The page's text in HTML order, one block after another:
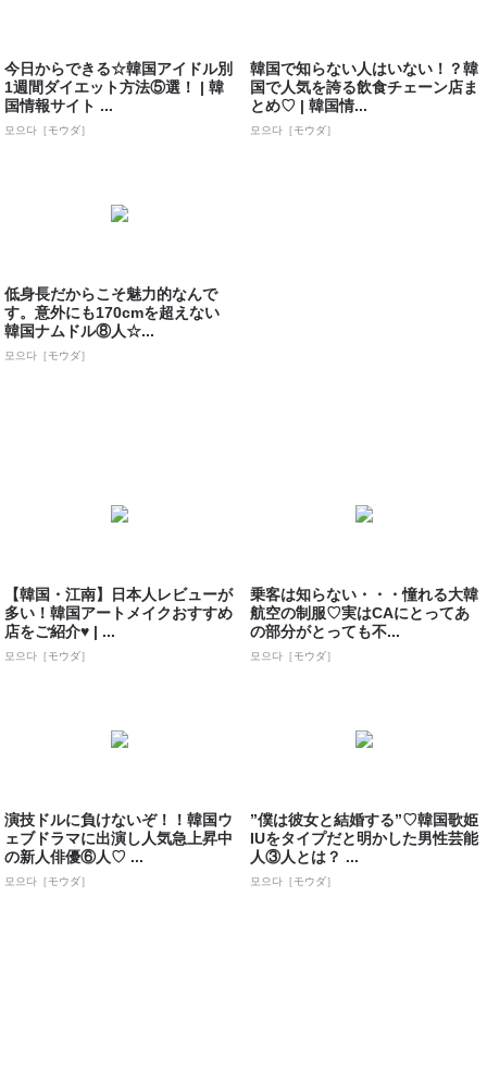
今日からできる☆韓国アイドル別
1週間ダイエット方法⑤選！ | 韓
国情報サイト ...
모으다［モウダ］
韓国で知らない人はいない！？韓
国で人気を誇る飲食チェーン店ま
とめ♡ | 韓国情...
모으다［モウダ］
低身長だからこそ魅力的なんで
す。意外にも170cmを超えない
韓国ナムドル⑧人☆...
모으다［モウダ］
【韓国・江南】日本人レビューが
多い！韓国アートメイクおすすめ
店をご紹介♥ | ...
모으다［モウダ］
乗客は知らない・・・憧れる大韓
航空の制服♡実はCAにとってあ
の部分がとっても不...
모으다［モウダ］
演技ドルに負けないぞ！！韓国ウ
ェブドラマに出演し人気急上昇中
の新人俳優⑥人♡ ...
모으다［モウダ］
”僕は彼女と結婚する”♡韓国歌姫
IUをタイプだと明かした男性芸能
人③人とは？ ...
모으다［モウダ］